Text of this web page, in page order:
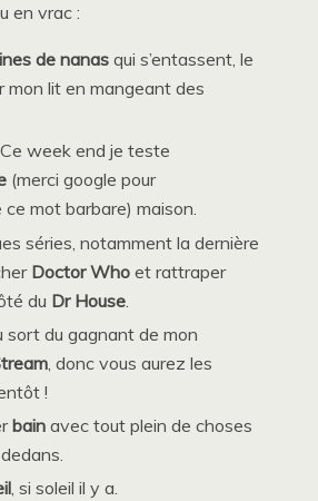
en vrac :
de nanas qui s’entassent, le
mon lit en mangeant des
week end je teste
(merci google pour
ce mot barbare) maison.
séries, notamment la dernière
Doctor Who et rattraper
du Dr House
sort du gagnant de mon
, donc vous aurez les
!
bain avec tout plein de choses
, si soleil il y a.